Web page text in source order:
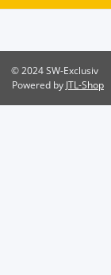
© 2024 SW-Exclusiv
Powered by JTL-Shop